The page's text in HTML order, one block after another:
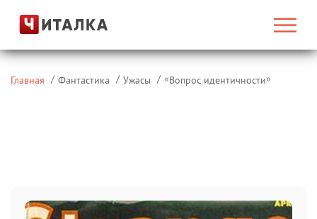
Главная Фантастика Ужасы «Вопрос идентичности»